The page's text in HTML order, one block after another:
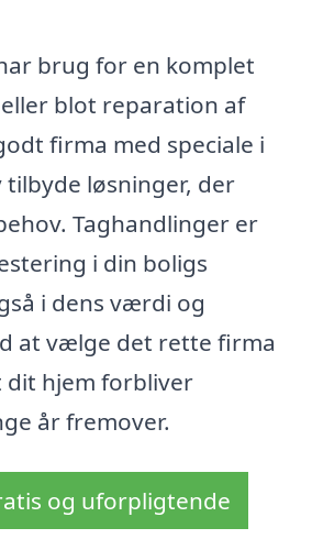
brug for en komplet
blot reparation af
firma med speciale i
tilbyde løsninger, der
Taghandlinger er
i din boligs
i dens værdi og
at vælge det rette firma
dit hjem forbliver
år fremover.
og uforpligtende